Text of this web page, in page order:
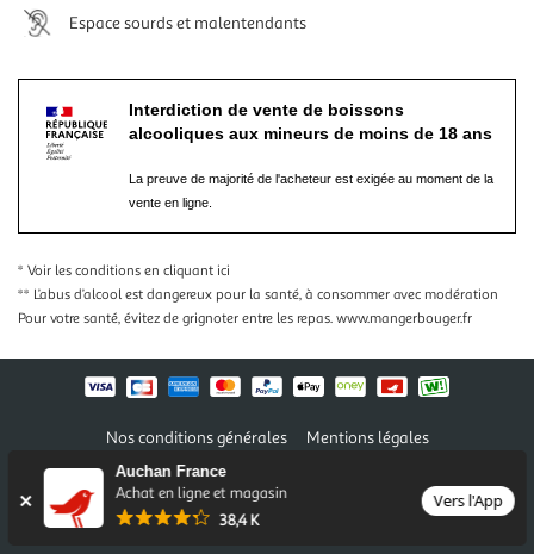
Auchan France
Achat en ligne et magasin
38,4 K
Vers l'App
Espace sourds et malentendants
Interdiction de vente de boissons
alcooliques aux mineurs de moins de 18 ans
La preuve de majorité de l'acheteur est exigée au moment de la
vente en ligne.
* Voir les conditions en cliquant ici
** L’abus d’alcool est dangereux pour la santé, à consommer avec modération
Pour votre santé, évitez de grignoter entre les repas. www.mangerbouger.fr
Nos conditions générales
Mentions légales
Conditions des offres et promotions
Politique de confidentialité
Informations légales marketplace
Auchan 2026 © Tous droits réservés